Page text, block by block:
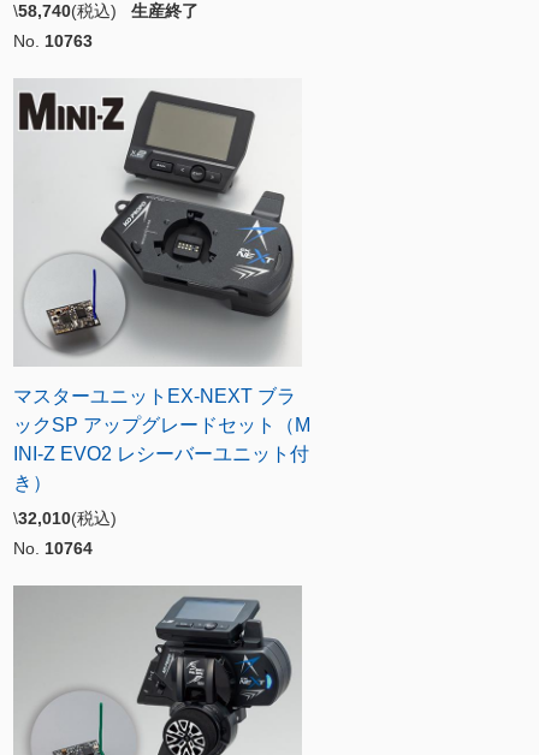
\58,740(税込) 生産終了
No. 10763
マスターユニットEX-NEXT ブラ
ックSP アップグレードセット（M
INI-Z EVO2 レシーバーユニット付
き）
\32,010(税込)
No. 10764